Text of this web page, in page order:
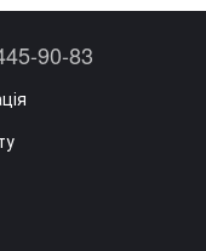
90-83